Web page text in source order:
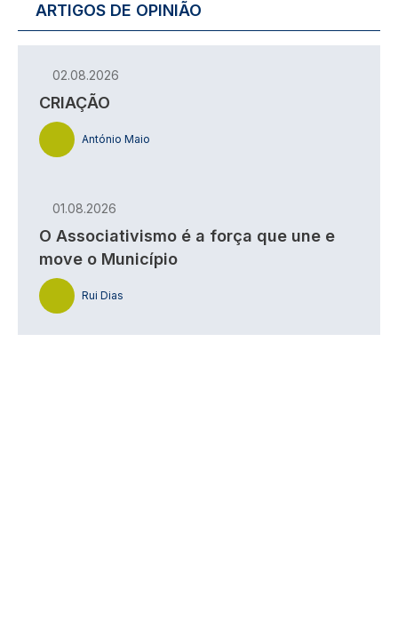
ARTIGOS DE OPINIÃO
02.08.2026
CRIAÇÃO
António Maio
01.08.2026
O Associativismo é a força que une e
move o Município
Rui Dias